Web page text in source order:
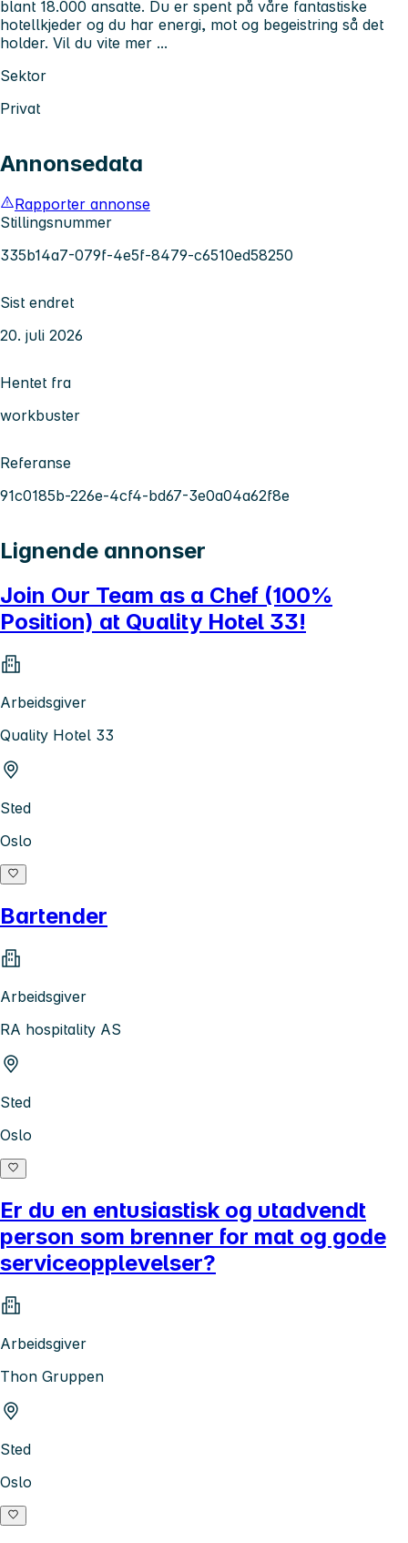
blant 18.000 ansatte. Du er spent på våre fantastiske
hotellkjeder og du har energi, mot og begeistring så det
holder. Vil du vite mer ...
Sektor
Privat
Annonsedata
Rapporter annonse
Stillingsnummer
335b14a7-079f-4e5f-8479-c6510ed58250
Sist endret
20. juli 2026
Hentet fra
workbuster
Referanse
91c0185b-226e-4cf4-bd67-3e0a04a62f8e
Lignende annonser
Join Our Team as a Chef (100%
Position) at Quality Hotel 33!
Arbeidsgiver
Quality Hotel 33
Sted
Oslo
Bartender
Arbeidsgiver
RA hospitality AS
Sted
Oslo
Er du en entusiastisk og utadvendt
person som brenner for mat og gode
serviceopplevelser?
Arbeidsgiver
Thon Gruppen
Sted
Oslo